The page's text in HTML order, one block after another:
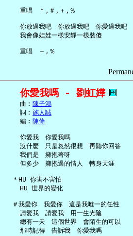
     重唱　＊,＃,＋,％
     你放過我吧　你放過我吧　你愛過我吧
     我會像娃娃一樣安靜一樣裝傻
你愛我嗎 - 劉虹嬅
     曲︰
陳子鴻
     詞︰
施人誠
     編︰
陳偉
     你愛我　你愛我嗎
     沒什麼　只是忽然很想　再聽你回答
     我們是　擁抱著呀
     但多少　擁抱過的情人　轉身天涯
   ＊HU 你害不害怕
     HU 世界的變化
   ＃我愛你　我愛你　這是我唯一的任性
     請愛我　請愛我　用一生光陰
     總有一天　這個世界　會陌生的可以
     那時記得　告訴我　你愛我嗎